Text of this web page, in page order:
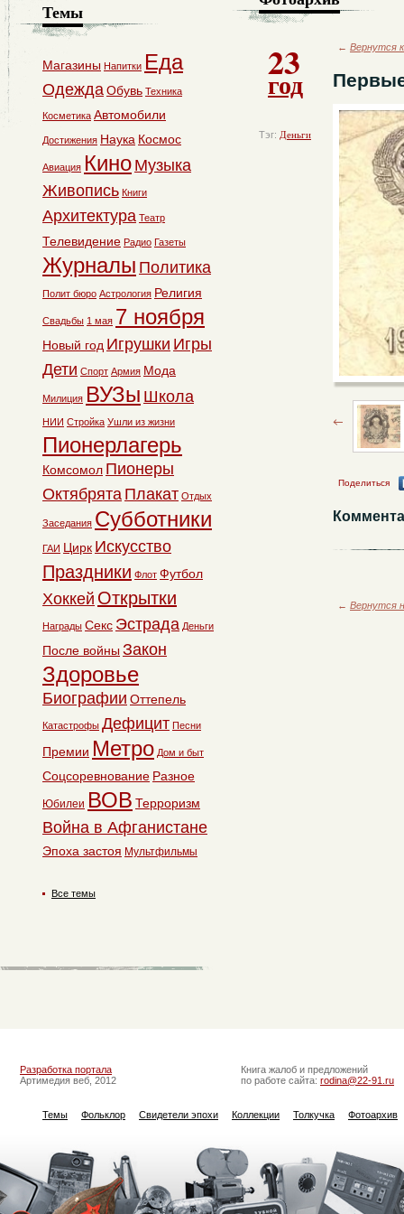
23
год
Тэг: Деньги
← Вернутся
Поделиться
← Вернутся
Темы
Магазины Напитки Еда
ОдеждаОбувь Техника
Косметика Автомобили
Достижения Наука Космос
Авиация Кино Музыка
Живопись Книги
Архитектура Театр
Телевидение Радио Газеты
Журналы Политика
Полит бюро Астрология Религия
Свадьбы 1 мая 7 ноября
Новый год Игрушки Игры
Дети Спорт Армия Мода
Милиция ВУЗы Школа
НИИ Стройка Ушли из жизни
Пионерлагерь
Комсомол Пионеры
Октябрята Плакат Отдых
Заседания Субботники
ГАИ Цирк Искусство
Праздники Флот Футбол
Хоккей Открытки
Награды Секс Эстрада Деньги
После войны Закон
Здоровье
Биографии Оттепель
Катастрофы Дефицит Песни
Премии Метро Дом и быт
Соцсоревнование Разное
Юбилеи ВОВ Терроризм
Война в Афганистане
Эпоха застоя Мультфильмы
Все темы
Разработка портала
Артимедия веб, 2012
Книга жалоб и предложений
по работе сайта: rodina@22-91.ru
Темы Фольклор Свидетели эпохи Коллекции Толкучка Фотоархив